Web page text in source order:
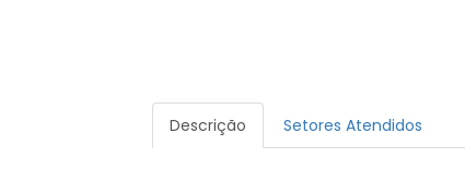
Descrição Setores Atendidos